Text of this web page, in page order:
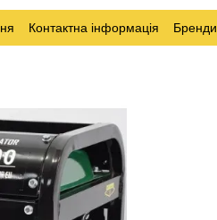
Контактна інформація Бренди